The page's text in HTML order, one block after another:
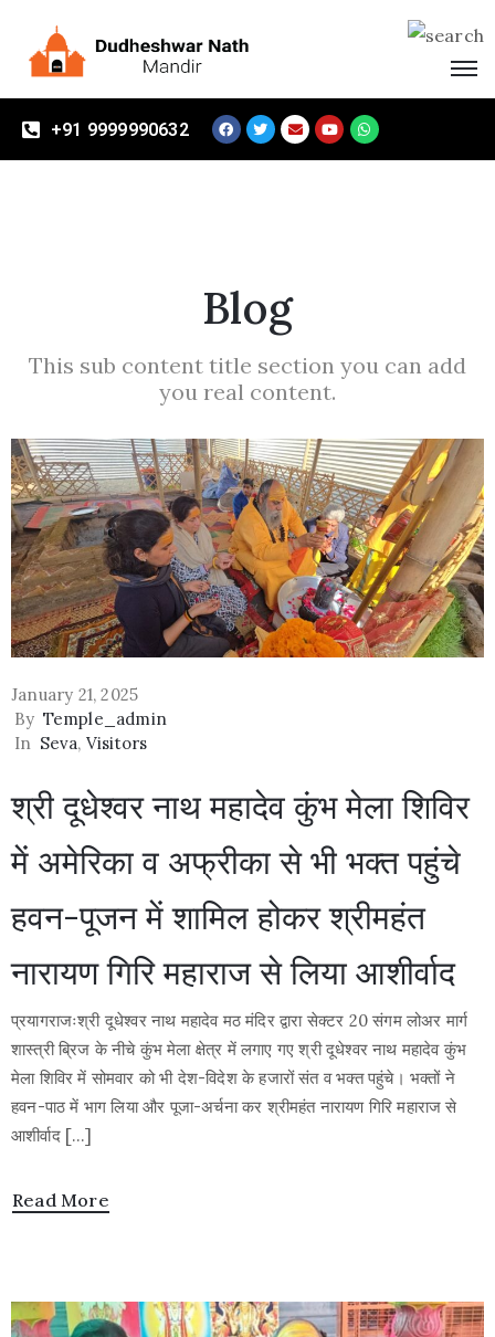
Donate
Privacy
of
Use
+91 9999990632
Blog
This sub content title section you can add
you real content.
January 21, 2025
By Temple_admin
In Seva‚ Visitors
श्री दूधेश्वर नाथ महादेव कुंभ मेला शिविर
में अमेरिका व अफ्रीका से भी भक्त पहुंचे
हवन-पूजन में शामिल होकर श्रीमहंत
नारायण गिरि महाराज से लिया आशीर्वाद
प्रयागराजःश्री दूधेश्वर नाथ महादेव मठ मंदिर द्वारा सेक्टर 20 संगम लोअर मार्ग
शास्त्री ब्रिज के नीचे कुंभ मेला क्षेत्र में लगाए गए श्री दूधेश्वर नाथ महादेव कुंभ
मेला शिविर में सोमवार को भी देश-विदेश के हजारों संत व भक्त पहुंचे। भक्तों ने
हवन-पाठ में भाग लिया और पूजा-अर्चना कर श्रीमहंत नारायण गिरि महाराज से
आशीर्वाद […]
Read More